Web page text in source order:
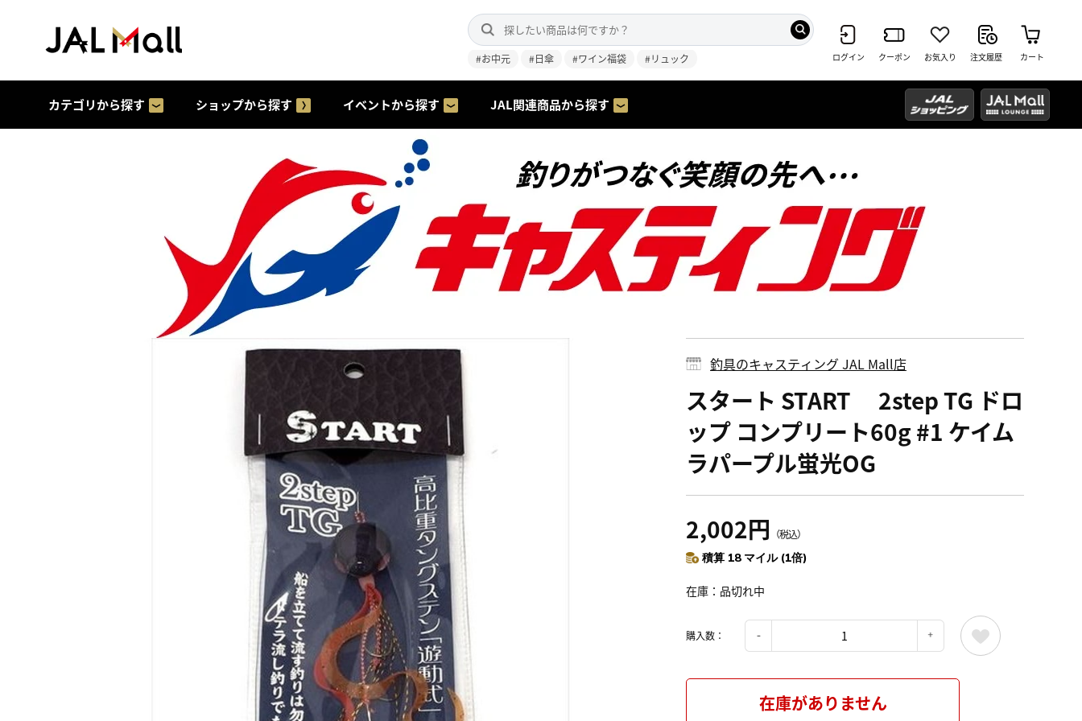
#お中元 #日傘 #ワイン福袋 #リュック ログイン クーポン お気入り 注文履歴 カート
カテゴリから探す ショップから探す イベントから探す JAL関連商品から探す
釣具のキャスティング JAL Mall店
スタート START 2step TG ドロ
ップ コンプリート60g #1 ケイム
ラパープル蛍光OG
2,002円 （税込）
積算 18 マイル (1倍)
在庫 品切れ中
購入数：
在庫がありません